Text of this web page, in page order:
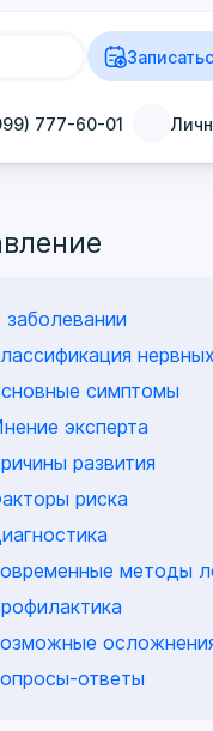
777-60-01
симптомы
эксперта
развития
риска
методы
ответы